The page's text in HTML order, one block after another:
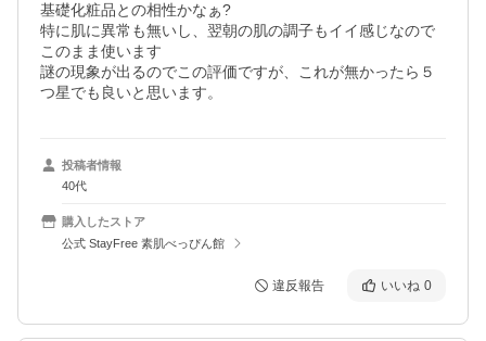
基礎化粧品との相性かなぁ?
特に肌に異常も無いし、翌朝の肌の調子もイイ感じなので
このまま使います
謎の現象が出るのでこの評価ですが、これが無かったら５
つ星でも良いと思います。
投稿者情報
40代
購入したストア
公式 StayFree 素肌べっぴん館
違反報告 いいね 0